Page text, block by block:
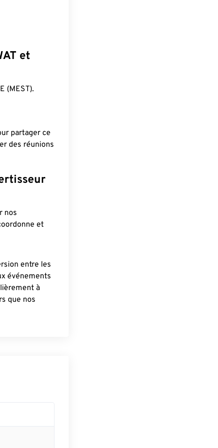
et
(MEST).
partager ce
des réunions
nos
et
entre les
événements
à
que nos